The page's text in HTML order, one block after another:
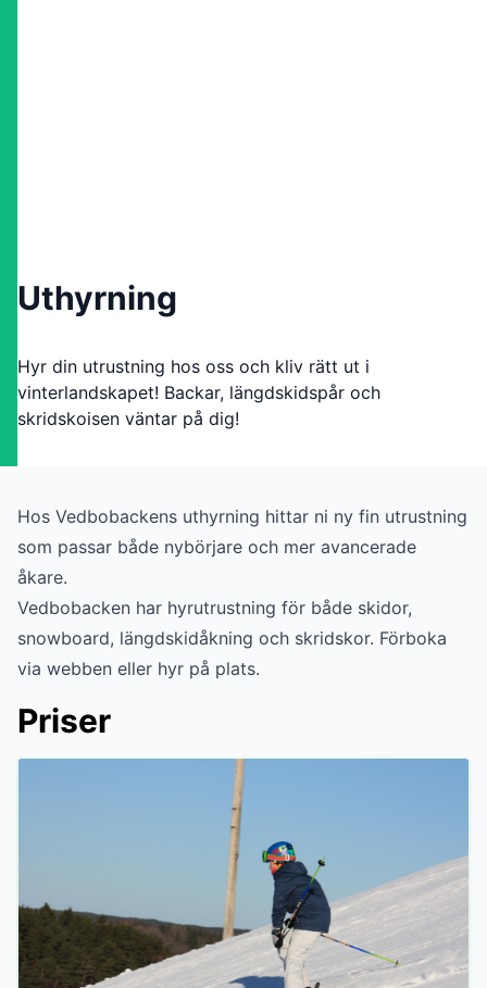
Uthyrning
Hyr din utrustning hos oss och kliv rätt ut i
vinterlandskapet! Backar, längdskidspår och
skridskoisen väntar på dig!
Hos Vedbobackens uthyrning hittar ni ny fin utrustning
som passar både nybörjare och mer avancerade
åkare.
Vedbobacken har hyrutrustning för både skidor,
snowboard, längdskidåkning och skridskor. Förboka
via webben eller hyr på plats.
Priser